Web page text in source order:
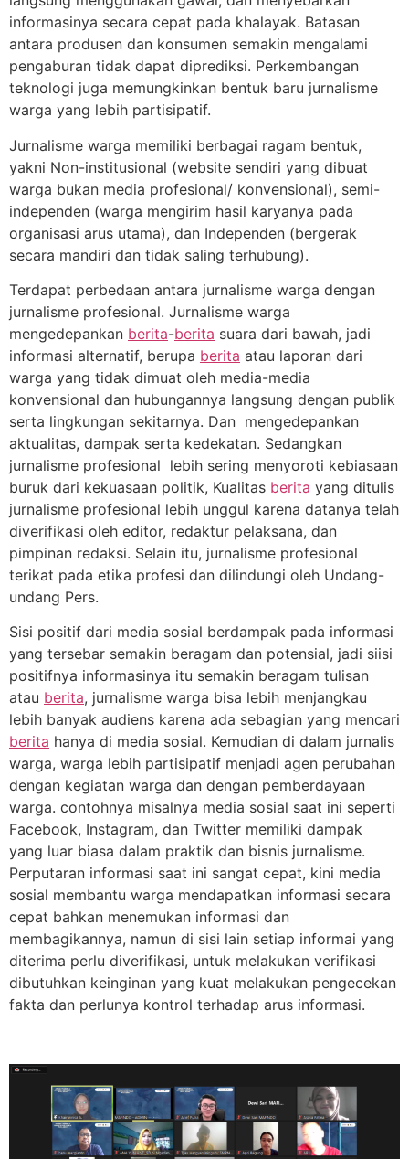
informasinya secara cepat pada khalayak. Batasan
antara produsen dan konsumen semakin mengalami
pengaburan tidak dapat diprediksi. Perkembangan
teknologi juga memungkinkan bentuk baru jurnalisme
warga yang lebih partisipatif.
Jurnalisme warga memiliki berbagai ragam bentuk,
yakni Non-institusional (website sendiri yang dibuat
warga bukan media profesional/ konvensional), semi-
independen (warga mengirim hasil karyanya pada
organisasi arus utama), dan Independen (bergerak
secara mandiri dan tidak saling terhubung).
Terdapat perbedaan antara jurnalisme warga dengan
jurnalisme profesional. Jurnalisme warga
mengedepankan berita-berita suara dari bawah, jadi
informasi alternatif, berupa berita atau laporan dari
warga yang tidak dimuat oleh media-media
konvensional dan hubungannya langsung dengan publik
serta lingkungan sekitarnya. Dan mengedepankan
aktualitas, dampak serta kedekatan. Sedangkan
jurnalisme profesional lebih sering menyoroti kebiasaan
buruk dari kekuasaan politik, Kualitas berita yang ditulis
jurnalisme profesional lebih unggul karena datanya telah
diverifikasi oleh editor, redaktur pelaksana, dan
pimpinan redaksi. Selain itu, jurnalisme profesional
terikat pada etika profesi dan dilindungi oleh Undang-
undang Pers.
Sisi positif dari media sosial berdampak pada informasi
yang tersebar semakin beragam dan potensial, jadi siisi
positifnya informasinya itu semakin beragam tulisan
atau berita, jurnalisme warga bisa lebih menjangkau
lebih banyak audiens karena ada sebagian yang mencari
berita hanya di media sosial. Kemudian di dalam jurnalis
warga, warga lebih partisipatif menjadi agen perubahan
dengan kegiatan warga dan dengan pemberdayaan
warga. contohnya misalnya media sosial saat ini seperti
Facebook, Instagram, dan Twitter memiliki dampak
yang luar biasa dalam praktik dan bisnis jurnalisme.
Perputaran informasi saat ini sangat cepat, kini media
sosial membantu warga mendapatkan informasi secara
cepat bahkan menemukan informasi dan
membagikannya, namun di sisi lain setiap informai yang
diterima perlu diverifikasi, untuk melakukan verifikasi
dibutuhkan keinginan yang kuat melakukan pengecekan
fakta dan perlunya kontrol terhadap arus informasi.